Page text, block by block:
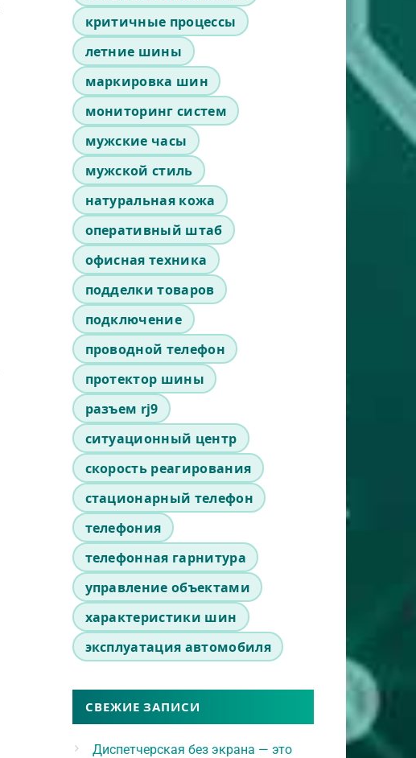
критичные процессы
летние шины
маркировка шин
мониторинг систем
мужские часы
мужской стиль
натуральная кожа
оперативный штаб
офисная техника
подделки товаров
подключение
проводной телефон
протектор шины
разъем rj9
ситуационный центр
скорость реагирования
стационарный телефон
телефония
телефонная гарнитура
управление объектами
характеристики шин
эксплуатация автомобиля
СВЕЖИЕ ЗАПИСИ
Диспетчерская без экрана — это